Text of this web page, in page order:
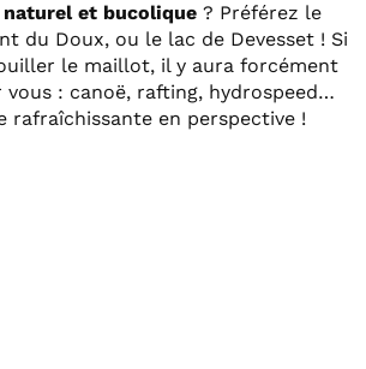
naturel et bucolique ? Préférez le
du Doux, ou le lac de Devesset ! Si
le maillot, il y aura forcément
: canoë, rafting, hydrospeed…
rafraîchissante en perspective !